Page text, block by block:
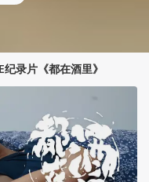
录片《都在酒里》